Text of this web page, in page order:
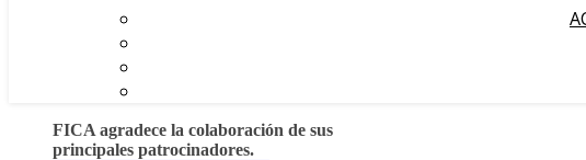
FICA agradece la colaboración de sus
principales patrocinadores.